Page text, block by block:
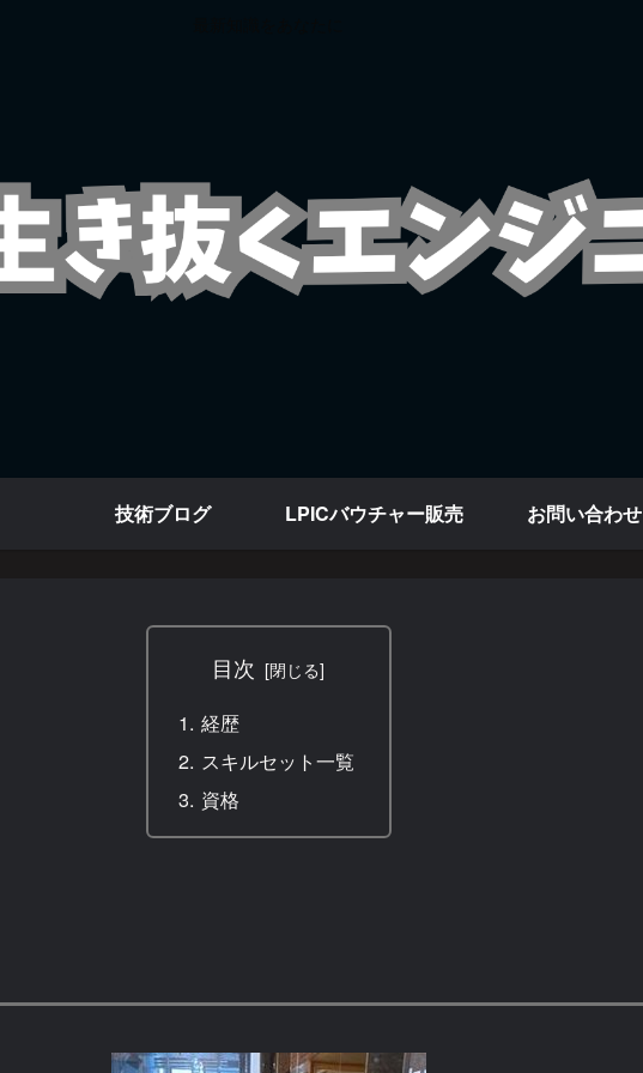
技術ブログ LPICバウチャー販売 お問い合わせ
目次
経歴
スキルセット一覧
資格